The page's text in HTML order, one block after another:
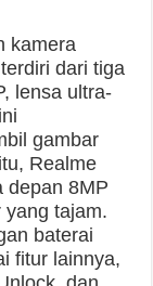
kamera
dari tiga
lensa ultra-
gambar
Realme
depan 8MP
tajam.
baterai
fitur lainnya,